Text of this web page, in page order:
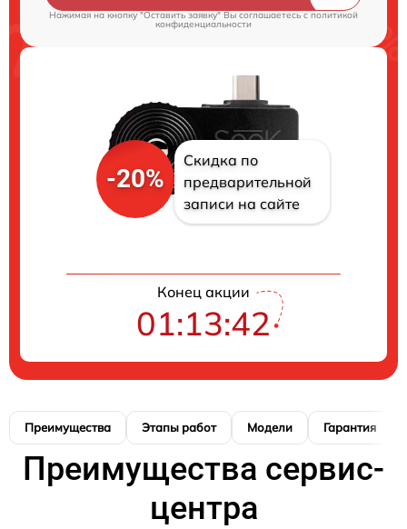
Нажимая на кнопку "Оставить заявку" Вы соглашаетесь cполитикой
конфиденциальности
-20%
Скидка по
предварительной
записи на сайте
Конец акции
01:13:42
Преимущества Этапы работ Модели Гарантия
Преимущества сервис-
центра